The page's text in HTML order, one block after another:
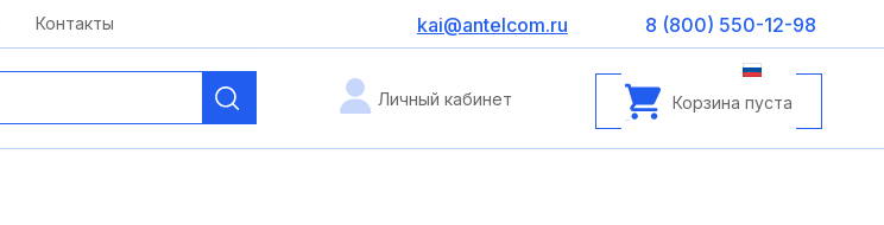
c 08:00 до 20:00
Контакты 8 (800) 550-12-98
kai@antelcom.ru
Корзина пуста
Личный кабинет